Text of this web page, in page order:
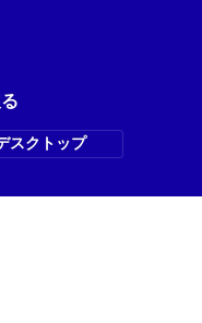
スクトップ